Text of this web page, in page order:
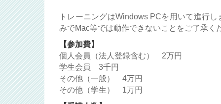
トレーニングはWindows PCを用いて進行
みでMac等では動作できないことをご了承く
【参加費】
個人会員（法人登録含む） 2万円
学生会員 3千円
その他（一般） 4万円
その他（学生） 1万円